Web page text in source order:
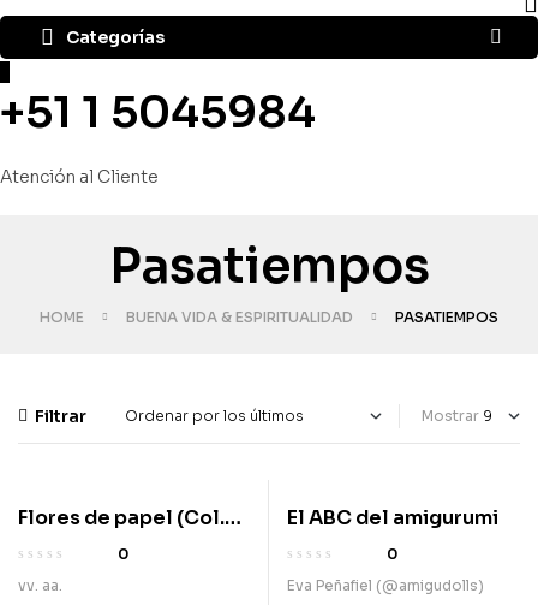
Categorías
+51 1 5045984
Atención al Cliente
Pasatiempos
HOME BUENA VIDA & ESPIRITUALIDAD PASATIEMPOS
Filtrar Mostrar
Flores de papel (Col.
Hobbies)
0
vv. aa.
El ABC del amigurumi
0
Eva Peñafiel (@amigudolls)